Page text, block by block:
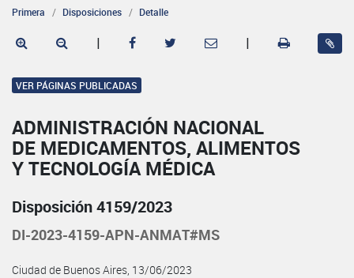
Primera Disposiciones Detalle
| |
VER PÁGINAS PUBLICADAS
ADMINISTRACIÓN NACIONAL
DE MEDICAMENTOS, ALIMENTOS
Y TECNOLOGÍA MÉDICA
Disposición 4159/2023
DI-2023-4159-APN-ANMAT#MS
Ciudad de Buenos Aires, 13/06/2023